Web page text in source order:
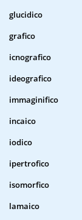
glucidico
grafico
icnografico
ideografico
immaginifico
incaico
iodico
ipertrofico
isomorfico
lamaico